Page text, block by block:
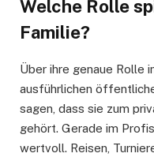
Welche Rolle
Familie?
Über ihre genaue Rolle
ausführlichen
sagen, dass sie zum
gehört. Gerade im
wertvoll. Reisen,